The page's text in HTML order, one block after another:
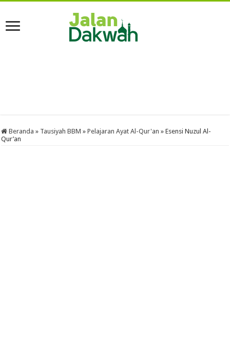
Beranda » Tausiyah BBM » Pelajaran Ayat Al-Qur'an » Esensi Nuzul Al-
Qur’an